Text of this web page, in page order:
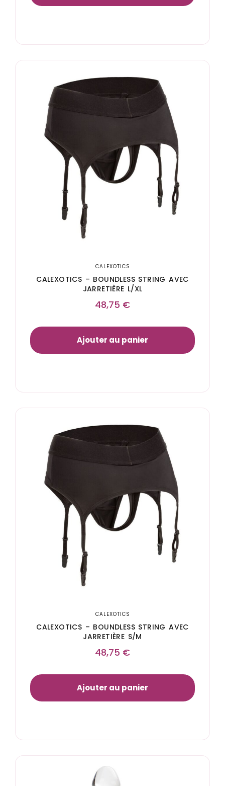
CALEXOTICS
CALEXOTICS – BOUNDLESS STRING AVEC
JARRETIÈRE L/XL
48,75 €
Ajouter au panier
CALEXOTICS
CALEXOTICS – BOUNDLESS STRING AVEC
JARRETIÈRE S/M
48,75 €
Ajouter au panier